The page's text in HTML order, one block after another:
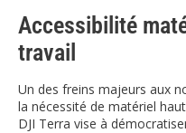
Accessibilité
travail
Un des freins majeurs aux
la nécessité de matériel
DJI Terra vise à